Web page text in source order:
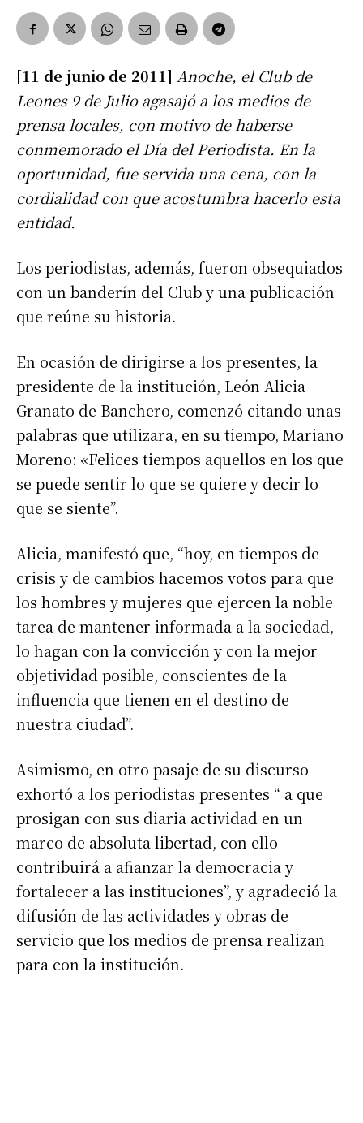
[11 de junio de 2011] Anoche, el Club de
Leones 9 de Julio agasajó a los medios de
prensa locales, con motivo de haberse
conmemorado el Día del Periodista. En la
oportunidad, fue servida una cena, con la
cordialidad con que acostumbra hacerlo esta
entidad.
Los periodistas, además, fueron obsequiados
con un banderín del Club y una publicación
que reúne su historia.
En ocasión de dirigirse a los presentes, la
presidente de la institución, León Alicia
Granato de Banchero, comenzó citando unas
palabras que utilizara, en su tiempo, Mariano
Moreno: «Felices tiempos aquellos en los que
se puede sentir lo que se quiere y decir lo
que se siente”.
Alicia, manifestó que, “hoy, en tiempos de
crisis y de cambios hacemos votos para que
los hombres y mujeres que ejercen la noble
tarea de mantener informada a la sociedad,
lo hagan con la convicción y con la mejor
objetividad posible, conscientes de la
influencia que tienen en el destino de
nuestra ciudad”.
Asimismo, en otro pasaje de su discurso
exhortó a los periodistas presentes “ a que
prosigan con sus diaria actividad en un
marco de absoluta libertad, con ello
contribuirá a afianzar la democracia y
fortalecer a las instituciones”, y agradeció la
difusión de las actividades y obras de
servicio que los medios de prensa realizan
para con la institución.